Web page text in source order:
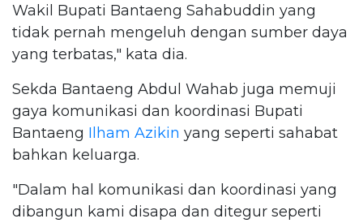
Wakil Bupati Bantaeng Sahabuddin yang
tidak pernah mengeluh dengan sumber daya
yang terbatas," kata dia.
Sekda Bantaeng Abdul Wahab juga memuji
gaya komunikasi dan koordinasi Bupati
Bantaeng Ilham Azikin yang seperti sahabat
bahkan keluarga.
"Dalam hal komunikasi dan koordinasi yang
dibangun kami disapa dan ditegur seperti